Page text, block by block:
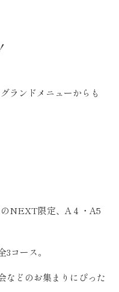
ランドメニューからも
NEXT限定、A４・A5
コース。
などのお集まりにぴった